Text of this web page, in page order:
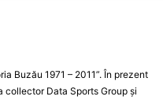
Buzău 1971 – 2011”. În prezent
Data Sports Group şi